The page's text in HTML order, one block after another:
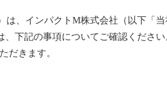
は、インパクトM株式会社（以下「
下記の事項についてご確認ください
だきます。